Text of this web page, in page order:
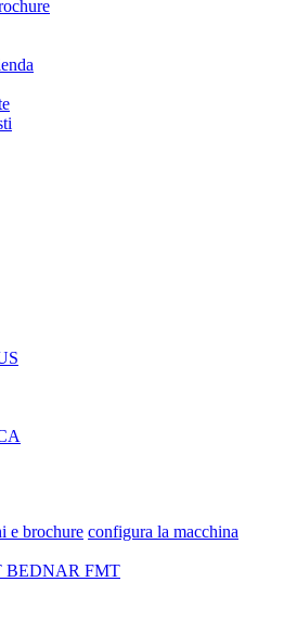
e brochure configura la macchina
BEDNAR FMT